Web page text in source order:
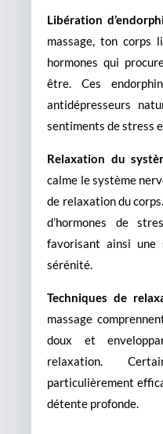
Libération
massage, ton corps
hormones qui
être. Ces
antidépresseurs
sentiments de stress
Relaxation du
calme le système
de relaxation du
d’hormones de
favorisant ainsi une
sérénité.
Techniques de
massage
doux et
relaxation.
particulièrement
détente profonde.